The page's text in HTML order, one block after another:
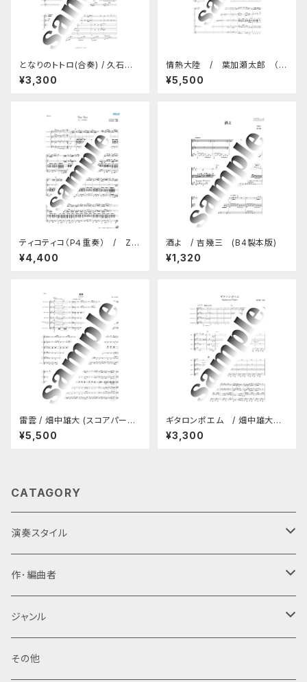
となりのトトロ(合奏) / 久石譲
(畑中編)～(パート譜付き、A4製
本版)
¥3,300
情熱大陸 / 葉加瀬太郎 （製
本版-Ｂ４）
¥5,500
ティコティコ（P４重奏） / Z.
アブレウ （製本版-A4）
¥4,400
酒よ / 吉幾三 (B4製本版)
¥1,320
雷雲 / 畑中雄大 (スコアパート
譜セット)
¥5,500
ギタロンポエム / 畑中雄大
（パート譜セット、B4製本）
¥3,300
CATAGORY
演奏スタイル
ギターアンサンブル・ギターオーケストラ
6重奏(Danrok)
5重奏(A1,A2,P,B,Gr)
作･編曲者
新堀寛己
寺田和之
ジャンル
オリジナル
その他